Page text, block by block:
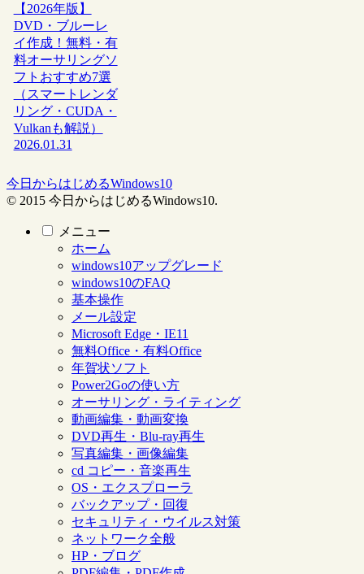
【2026年版】
DVD・ブルーレ
イ作成！無料・有
料オーサリングソ
フトおすすめ7選
（スマートレンダ
リング・CUDA・
Vulkanも解説）
2026.01.31
今日からはじめるWindows10
© 2015 今日からはじめるWindows10.
メニュー
ホーム
windows10アップグレード
windows10のFAQ
基本操作
メール設定
Microsoft Edge・IE11
無料Office・有料Office
年賀状ソフト
Power2Goの使い方
オーサリング・ライティング
動画編集・動画変換
DVD再生・Blu-ray再生
写真編集・画像編集
cd コピー・音楽再生
OS・エクスプローラ
バックアップ・回復
セキュリティ・ウイルス対策
ネットワーク全般
HP・ブログ